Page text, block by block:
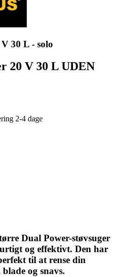
30 L - solo
20 V 30 L UDEN
2-4 dage
Dual Power-støvsuger
og effektivt. Den har
til at rense din
og snavs.